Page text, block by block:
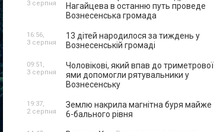
Нагайцева в останню путь проведе
Вознесенська громада
3 серпня
13 дітей народилося за тиждень у
Вознесенській громаді
16:56,
3 серпня
Чоловікові, який впав до триметрової
ями допомогли рятувальники у
Вознесенську
09:51,
3 серпня
Землю накрила магнітна буря майже
6-бального рівня
19:37,
2 серпня